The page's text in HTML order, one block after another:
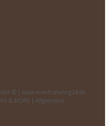
© | www.eventcatering24.de
& MORE | Allgemeine